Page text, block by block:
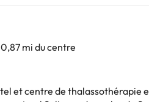
mi du centre